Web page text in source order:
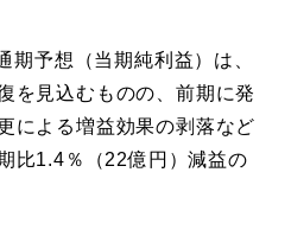
期予想（当期純利益）は、
を見込むものの、前期に発
による増益効果の剥落など
比1.4％（22億円）減益の